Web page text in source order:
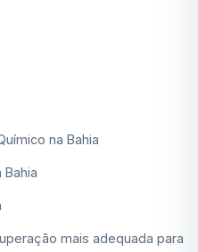
na Bahia
mais adequada para